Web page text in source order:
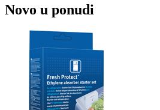
Novo u ponudi